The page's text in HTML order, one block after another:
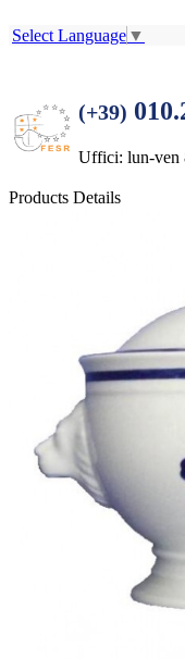
Select Language ▼
(+39)
Uffici: lun-ven
Products Details